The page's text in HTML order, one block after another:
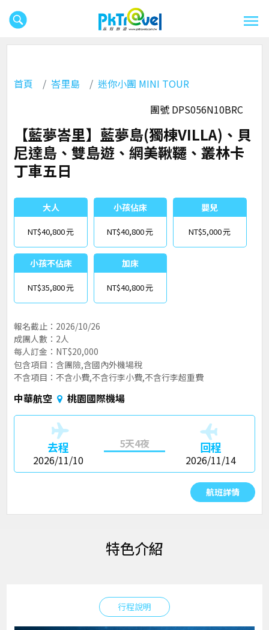
首頁 峇里島
迷你小團 MINI TOUR
團號 DPS056N10BRC
【藍夢峇里】藍夢島(獨棟VILLA)、貝
尼達島、雙島遊、網美鞦韆、叢林卡
丁車五日
大人
NT$40,800
小孩佔床
NT$40,800
嬰兒
NT$5,000
小孩不佔床
NT$35,800
加床
NT$40,800
報名截止：2026/10/26
成團人數：2人
每人訂金：NT$20,000
包含項目：含團險,含國內外機場稅
不含項目：不含小費,不含行李小費,不含行李超重費
中華航空 桃園國際機場
去程
2026/11/10
5天4夜 回程
2026/11/14
航班詳情
特色介紹
行程說明